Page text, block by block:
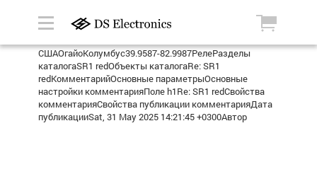
СШАОгайоКолумбус39.9587-82.9987РелеРазделы
каталогаSR1 redОбъекты каталогаRe: SR1
redКомментарийОсновные параметрыОсновные
настройки комментарияПоле h1Re: SR1 redСвойства
комментарияСвойства публикации комментарияДата
публикацииSat, 31 May 2025 14:21:45 +0300Автор